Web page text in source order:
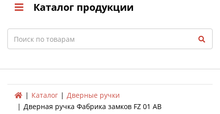
Каталог продукции
Search
Каталог
Дверные ручки
Дверная ручка Фабрика замков FZ 01 AB